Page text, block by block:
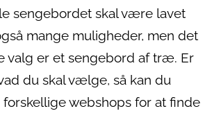
sengebordet skal være lavet
mange muligheder, men det
valg er et sengebord af træ. Er
du skal vælge, så kan du
webshops for at finde